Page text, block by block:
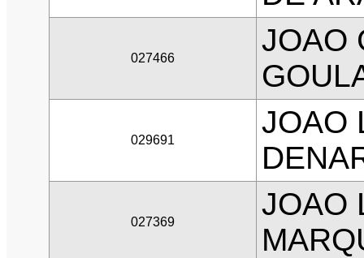
027466
JOAO
029691
JOAO
027369
JOAO